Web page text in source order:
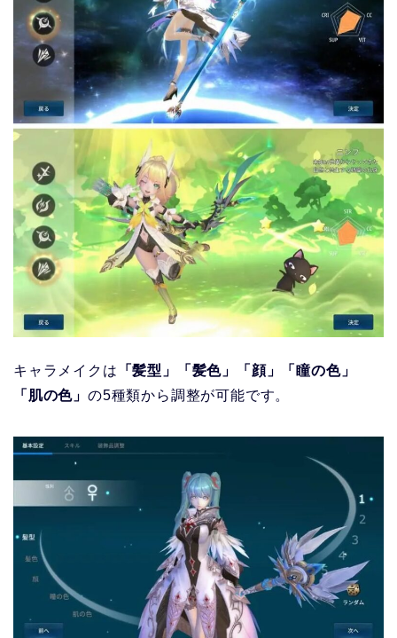
キャラメイクは 「髪型」「髪色」「顔」「瞳の色」
「肌の色」 の5種類から調整が可能です。